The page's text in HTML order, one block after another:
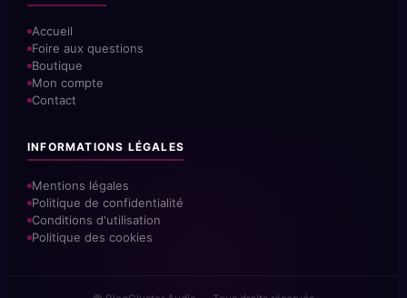
Accueil
Foire aux questions
Boutique
Mon compte
Contact
INFORMATIONS LÉGALES
Mentions légales
Politique de confidentialité
Conditions d'utilisation
Politique des cookies